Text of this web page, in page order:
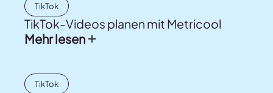
TikTok
TikTok-Videos planen mit Metricool
Mehr lesen
TikTok